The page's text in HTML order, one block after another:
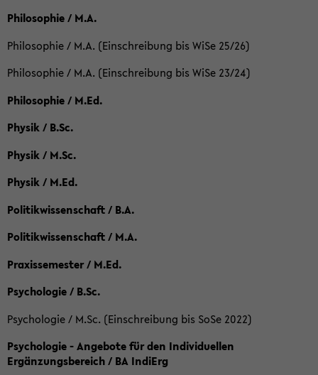
Philosophie / M.A.
Philosophie / M.A. (Einschreibung bis WiSe 25/26)
Philosophie / M.A. (Einschreibung bis WiSe 23/24)
Philosophie / M.Ed.
Physik / B.Sc.
Physik / M.Sc.
Physik / M.Ed.
Politikwissenschaft / B.A.
Politikwissenschaft / M.A.
Praxissemester / M.Ed.
Psychologie / B.Sc.
Psychologie / M.Sc. (Einschreibung bis SoSe 2022)
Psychologie - Angebote für den Individuellen
Ergänzungsbereich / BA IndiErg